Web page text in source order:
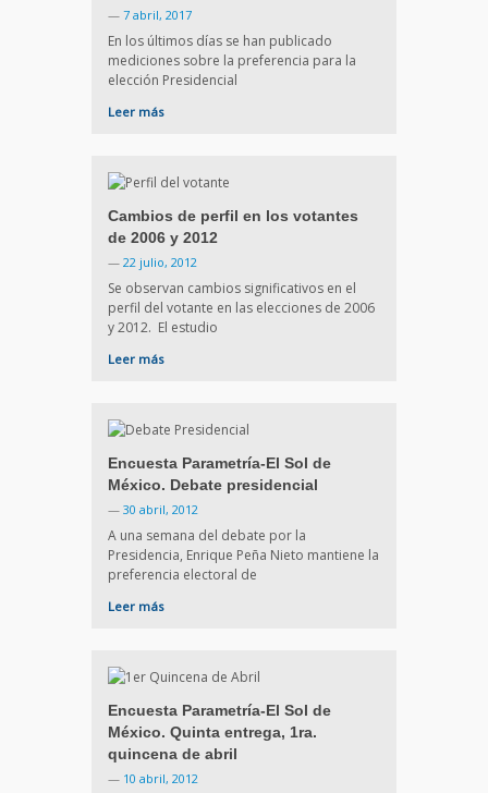
— 7 abril, 2017
En los últimos días se han publicado
mediciones sobre la preferencia para la
elección Presidencial
Leer más
Cambios de perfil en los votantes
de 2006 y 2012
— 22 julio, 2012
Se observan cambios significativos en el
perfil del votante en las elecciones de 2006
y 2012. El estudio
Leer más
Encuesta Parametría-El Sol de
México. Debate presidencial
— 30 abril, 2012
A una semana del debate por la
Presidencia, Enrique Peña Nieto mantiene la
preferencia electoral de
Leer más
Encuesta Parametría-El Sol de
México. Quinta entrega, 1ra.
quincena de abril
— 10 abril, 2012